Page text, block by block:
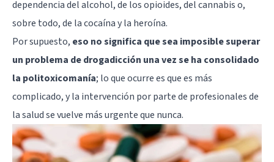
dependencia del alcohol, de los opioides, delcannabiso,
sobre todo, de la cocaína y la heroína.
Por supuesto, eso no significa que sea imposible superar
un problema de drogadicción una vez se ha consolidado
la politoxicomanía; lo que ocurre es que es más
complicado, y la intervención por parte de profesionales de
la salud se vuelve más urgente que nunca.